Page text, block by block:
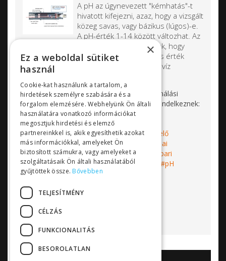
A pH az úgynevezett "kémhatás"-t
hivatott kifejezni, azaz, hogy a vizsgált
közeg savas, vagy bázikus (lúgos)-e.
A pH-érték 1-14 között változhat. Az
uszodai vízkezelés során arra törekszünk, hogy
lehetőség szerint pH7-es, azaz semleges érték
közelében (pH 6,8 - 7,5 között) tartsuk a víz
AzSensorex pH szondákminden felhasználási
területen kiváló működési tulajdonággal rendelkeznek:
Címkék: Sensorex pH szonda
érzékelő
elektróda
szenzor vízkezelés
uszodai
vízkezelés
uszoda vízminőségmérő
ipari
vízkezelés
uszodai műszer pH mérés
pH
beállítás
Bővebben...
×
Ez a weboldal sütiket
használ
Cookie-kat használunk a tartalom, a
hirdetések személyre szabására és a
forgalom elemzésére. Webhelyünk Ön általi
használatára vonatkozó információkat
megosztjuk hirdetési és elemző
partnereinkkel is, akik egyesíthetik azokat
más információkkal, amelyeket Ön
biztosított számukra, vagy amelyeket a
szolgáltatásaik Ön általi használatából
gyűjtöttek össze. Bővebben
TELJESÍTMÉNY
CÉLZÁS
FUNKCIONALITÁS
BESOROLATLAN